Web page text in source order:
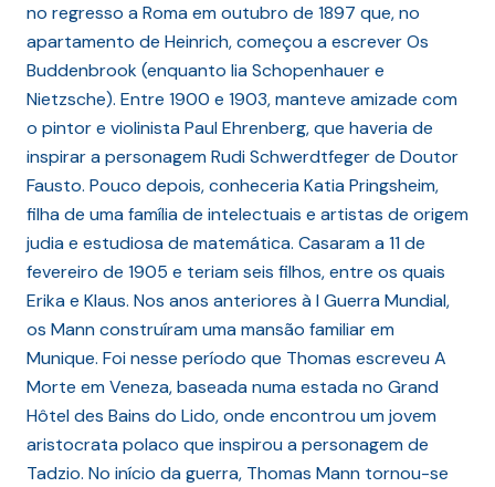
no regresso a Roma em outubro de 1897 que, no
apartamento de Heinrich, começou a escrever Os
Buddenbrook (enquanto lia Schopenhauer e
Nietzsche). Entre 1900 e 1903, manteve amizade com
o pintor e violinista Paul Ehrenberg, que haveria de
inspirar a personagem Rudi Schwerdtfeger de Doutor
Fausto. Pouco depois, conheceria Katia Pringsheim,
filha de uma família de intelectuais e artistas de origem
judia e estudiosa de matemática. Casaram a 11 de
fevereiro de 1905 e teriam seis filhos, entre os quais
Erika e Klaus. Nos anos anteriores à I Guerra Mundial,
os Mann construíram uma mansão familiar em
Munique. Foi nesse período que Thomas escreveu A
Morte em Veneza, baseada numa estada no Grand
Hôtel des Bains do Lido, onde encontrou um jovem
aristocrata polaco que inspirou a personagem de
Tadzio. No início da guerra, Thomas Mann tornou-se